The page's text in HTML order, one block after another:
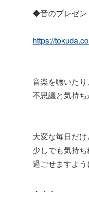
◆音のプレゼン
https://
音楽を聴いた
不思議と気持ち
大変な毎日だ
少しでも気持
過ごせますよう
・・・